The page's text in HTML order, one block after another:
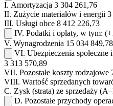
I. Amortyzacja 3 304 261,76
II. Zużycie materiałów i energii 3
III. Usługi obce 8 412 226,73
IV. Podatki i opłaty, w tym:
V. Wynagrodzenia 15 034 849,78
VI. Ubezpieczenia
3 313 570,89
VII. Pozostałe koszty rodzajowe
VIII. Wartość sprzedanych
C. Zysk (strata) ze sprzedaży
D. Pozostałe przychody